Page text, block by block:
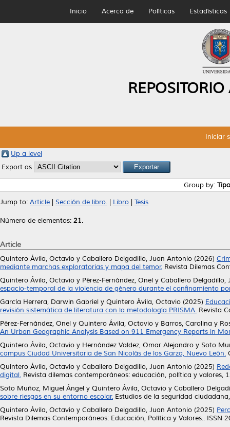
Inicio Acerca de Políticas Estadísticas
Iniciar
Up a level
Export as
Group by:
Jump to: Article Sección de libro. Libro Tesis
Número de elementos: 21.
Article
Quintero Ávila, Octavio y Caballero Delgadillo, Juan Antonio (2026)
mediante marchas exploratorias y mapa del temor. Revista Dilemas
Quintero Ávila, Octavio y Pérez-Fernández, Onel y Caballero Delgadillo,
espacio-temporal de la violencia de género durante el confinamiento
García Herrera, Darwin Gabriel y Quintero Ávila, Octavio (2025)
revisión sistemática de literatura con la metodología PRISMA. Revista
Pérez-Fernández, Onel y Quintero Ávila, Octavio y Barros, Carolina y
An Urban Geographic Analysis Based on 911 Emergency Reports in
Quintero Ávila, Octavio y Hernández Valdez, Omar Alejandro y Soto
campus Ciudad Universitaria de San Nicolás de los Garza, Nuevo León.
Quintero Ávila, Octavio y Caballero Delgadillo, Juan Antonio (2025)
digital. Revista dilemas contemporáneos: educación, política y valores,
Soto Muñoz, Miguel Ángel y Quintero Ávila, Octavio y Caballero
sobre riesgos en su entorno escolar. Estudios de la seguridad
Quintero Ávila, Octavio y Caballero Delgadillo, Juan Antonio (2025)
Revista Dilemas Contemporáneos: Educación, Política y Valores.. ISSN